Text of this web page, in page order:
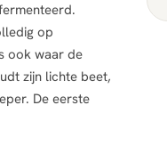
op
ook waar de
zijn lichte beet,
De eerste